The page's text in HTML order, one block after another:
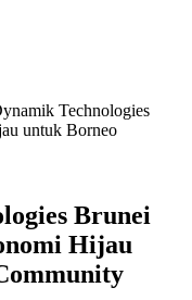
Technologies
untuk Borneo
Brunei
Hijau